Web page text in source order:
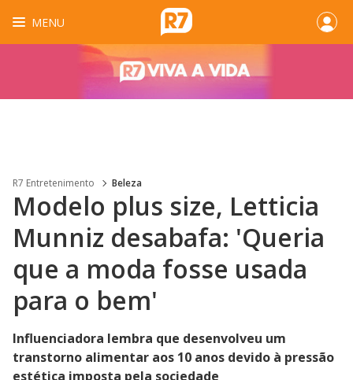
MENU
R7 Entretenimento Beleza
Modelo plus size, Letticia
Munniz desabafa: 'Queria
que a moda fosse usada
para o bem'
Influenciadora lembra que desenvolveu um
transtorno alimentar aos 10 anos devido à pressão
estética imposta pela sociedade